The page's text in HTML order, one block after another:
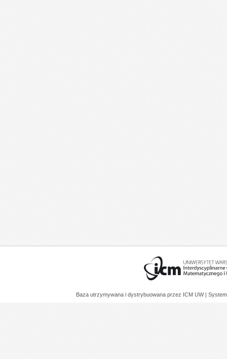
Baza utrzymywana i dystrybuowana przez ICM UW |